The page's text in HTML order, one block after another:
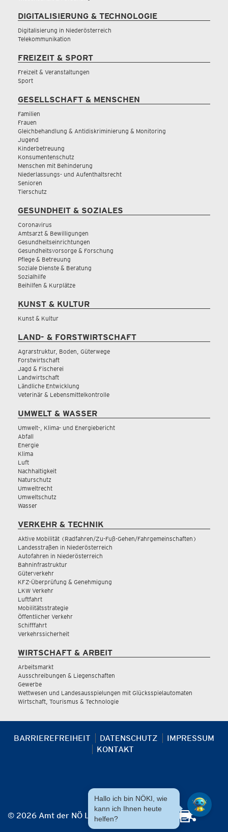
DIGITALISIERUNG & TECHNOLOGIE
Digitalisierung in Niederösterreich
Telekommunikation
FREIZEIT & SPORT
Freizeit & Veranstaltungen
Sport
GESELLSCHAFT & MENSCHEN
Familien
Frauen
Gleichbehandlung & Antidiskriminierung & Monitoring
Jugend
Kinderbetreuung
Konsumentenschutz
Menschen mit Behinderung
Niederlassungs- und Aufenthaltsrecht
Senioren
Tierschutz
GESUNDHEIT & SOZIALES
Coronavirus
Amtsarzt & Bewilligungen
Gesundheitseinrichtungen
Gesundheitsvorsorge & Forschung
Pflege & Betreuung
Soziale Dienste & Beratung
Sozialhilfe
Beihilfen & Kurplätze
KUNST & KULTUR
Kunst & Kultur
LAND- & FORSTWIRTSCHAFT
Agrarstruktur, Boden, Güterwege
Forstwirtschaft
Jagd & Fischerei
Landwirtschaft
Ländliche Entwicklung
Veterinär & Lebensmittelkontrolle
UMWELT & WASSER
Umwelt-, Klima- und Energiebericht
Abfall
Energie
Klima
Luft
Nachhaltigkeit
Naturschutz
Umweltrecht
Umweltschutz
Wasser
VERKEHR & TECHNIK
Aktive Mobilität (Radfahren/Zu-Fuß-Gehen/Fahrgemeinschaften)
Landesstraßen in Niederösterreich
Autofahren in Niederösterreich
Bahninfrastruktur
Güterverkehr
KFZ-Überprüfung & Genehmigung
LKW Verkehr
Luftfahrt
Mobilitätsstrategie
Öffentlicher Verkehr
Schifffahrt
Verkehrssicherheit
WIRTSCHAFT & ARBEIT
Arbeitsmarkt
Ausschreibungen & Liegenschaften
Gewerbe
Wettwesen und Landesausspielungen mit Glücksspielautomaten
Wirtschaft, Tourismus & Technologie
BARRIEREFREIHEIT DATENSCHUTZ
IMPRESSUM
KONTAKT
© 2026 Amt der NÖ Landesregierung
Hallo ich bin NÖKI, wie
kann ich Ihnen heute
helfen?